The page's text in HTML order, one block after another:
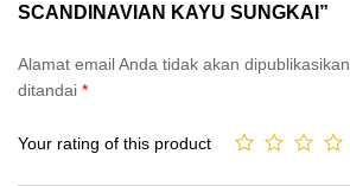
SCANDINAVIAN KAYU SUNGKAI”
Alamat email Anda tidak akan dipublikasikan.
ditandai *
Your rating of this product